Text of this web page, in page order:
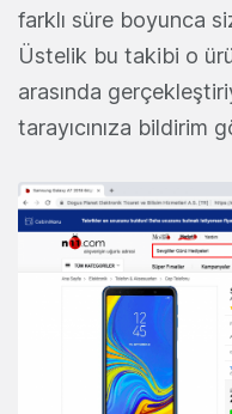
farklı süre boyunca
Üstelik bu takibi o
arasında
tarayıcınıza bildirim